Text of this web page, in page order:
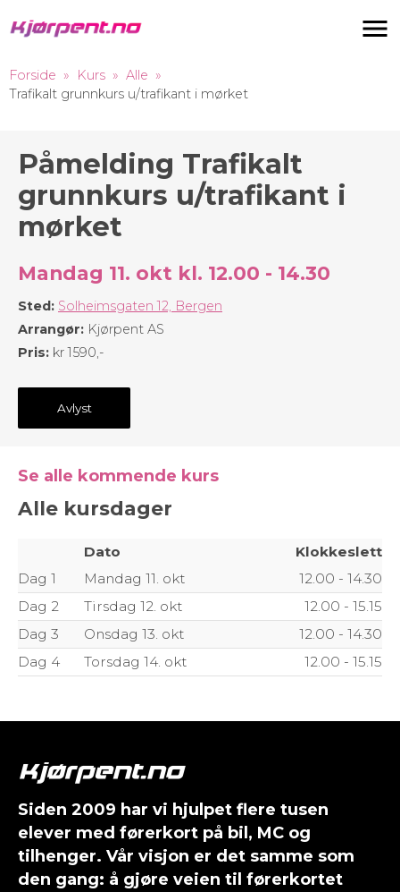
Forside Kurs
Alle
Trafikalt grunnkurs u/trafikant i mørket
Påmelding Trafikalt
grunnkurs u/trafikant i
mørket
Mandag 11. okt kl. 12.00 - 14.30
Sted: Solheimsgaten 12, Bergen
Arrangør: Kjørpent AS
Pris: kr 1590,-
Avlyst
Se alle kommende kurs
Alle kursdager
Dato
Klokkeslett
Dag 1
Mandag 11. okt
12.00 - 14.30
Dag 2
Tirsdag 12. okt
12.00 - 15.15
Dag 3
Onsdag 13. okt
12.00 - 14.30
Dag 4
Torsdag 14. okt 12.00 - 15.15
Siden 2009 har vi hjulpet flere tusen
elever med førerkort på bil, MC og
tilhenger. Vår visjon er det samme som
den gang: å gjøre veien til førerkortet